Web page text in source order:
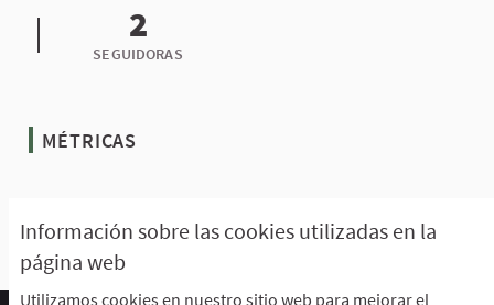
Información sobre las cookies utilizadas en la
página web
Utilizamos cookies en nuestro sitio web para mejorar el
2
SEGUIDORAS
MÉTRICAS
Muestra todas las métricas